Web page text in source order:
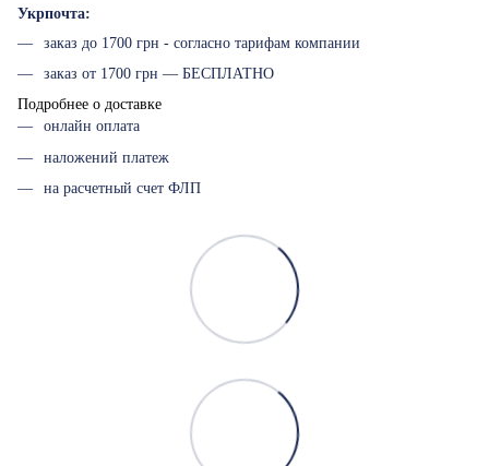
Укрпочта:
заказ до 1700 грн - согласно тарифам компании
заказ от 1700 грн — БЕСПЛАТНО
Подробнее о доставке
онлайн оплата
наложений платеж
на расчетный счет ФЛП